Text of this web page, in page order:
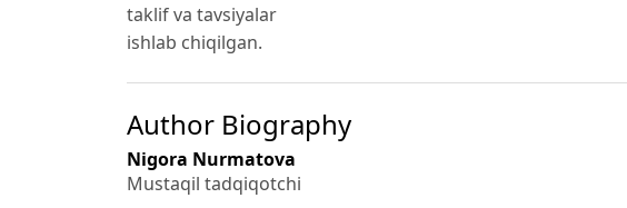
taklif va tavsiyalar
ishlab chiqilgan.
Author Biography
Nigora Nurmatova
Mustaqil tadqiqotchi